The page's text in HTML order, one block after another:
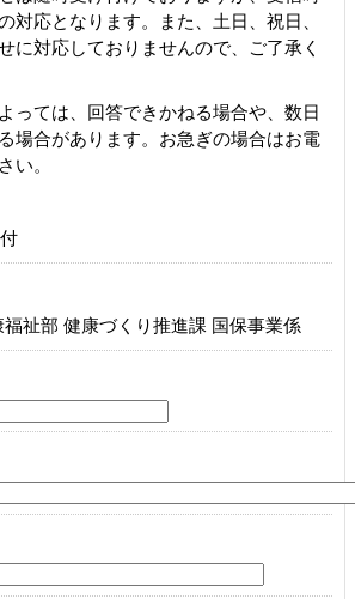
対応となります。また、土日、祝日、
に対応しておりませんので、ご了承く
っては、回答できかねる場合や、数日
場合があります。お急ぎの場合はお電
い。
祉部 健康づくり推進課 国保事業係